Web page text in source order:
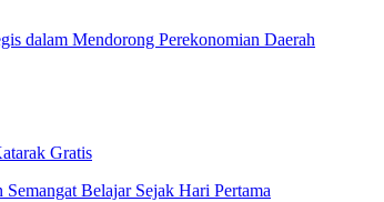
dalam Mendorong Perekonomian Daerah
Gratis
Belajar Sejak Hari Pertama